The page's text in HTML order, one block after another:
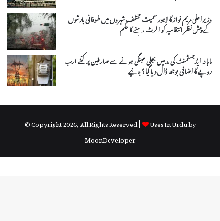
وزیراعلی مریم نواز کا لاہور سمیت مختلف شہروں میں طوفانی بارشوں
کے پیش نظر انتظامیہ کو الرٹ رہنے کا حکم
ماہانہ ایڈجسٹمنٹ کی مد میں بجلی مہنگی ہونے سے صارفین پر کتنے ارب
روپے کا اضافی بوجھ ڈال دیا گیا؟ جانیے
© Copyright 2026, All Rights Reserved |
Uses In Urdu by
MoonDeveloper